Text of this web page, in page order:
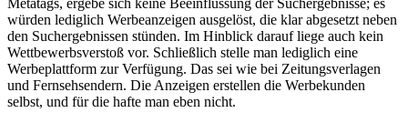
würden lediglich Werbeanzeigen ausgelöst, die klar abgesetzt neben
den Suchergebnissen stünden. Im Hinblick darauf liege auch kein
Wettbewerbsverstoß vor. Schließlich stelle man lediglich eine
Werbeplattform zur Verfügung. Das sei wie bei Zeitungsverlagen
und Fernsehsendern. Die Anzeigen erstellen die Werbekunden
selbst, und für die hafte man eben nicht.